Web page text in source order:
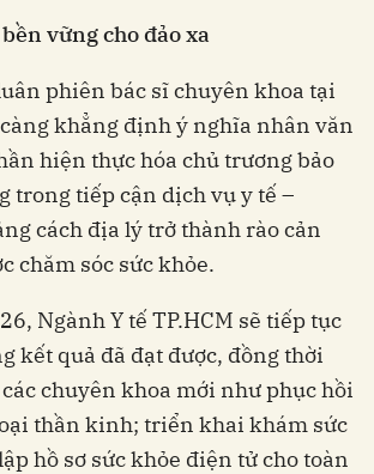
vững cho đảo xa
phiên bác sĩ chuyên khoa tại
khẳng định ý nghĩa nhân văn
hiện thực hóa chủ trương bảo
trong tiếp cận dịch vụ y tế –
cách địa lý trở thành rào cản
chăm sóc sức khỏe.
Ngành Y tế TP.HCM sẽ tiếp tục
kết quả đã đạt được, đồng thời
chuyên khoa mới như phục hồi
thần kinh; triển khai khám sức
hồ sơ sức khỏe điện tử cho toàn